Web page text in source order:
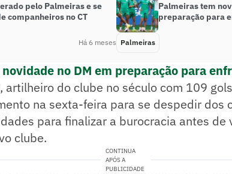
pelo Palmeiras e se
companheiros no CT
Há 6 meses
Palmeiras tem
preparação para
Palmeiras
no DM em preparação para
artilheiro do clube no século com 109
na sexta-feira para se despedir dos
para finalizar a burocracia antes de
clube.
CONTINUA
APÓS A
PUBLICIDADE